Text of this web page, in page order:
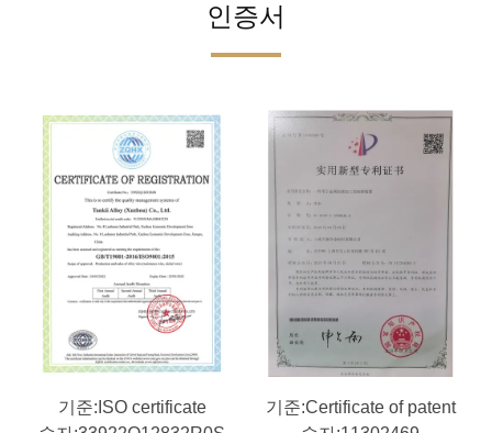
인증서
기준:ISO certificate
기준:Certificate of patent